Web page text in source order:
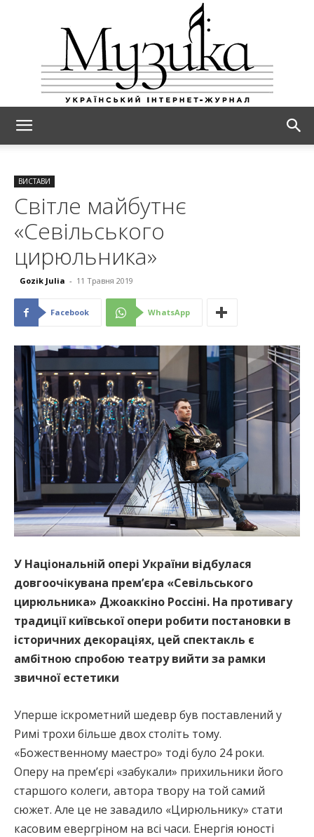
ВИСТАВИ
Світле майбутнє
«Севільського
цирюльника»
Gozik Julia - 11 Травня 2019
Facebook WhatsApp
У Національній опері України відбулася
довгоочікувана прем’єра «Севільського
цирюльника» Джоаккіно Россіні. На противагу
традиції київської опери робити постановки в
історичних декораціях, цей спектакль є
амбітною спробою театру вийти за рамки
звичної естетики
Уперше іскрометний шедевр був поставлений у
Римі трохи більше двох століть тому.
«Божественному маестро» тоді було 24 роки.
Оперу на прем’єрі «забукали» прихильники його
старшого колеги, автора твору на той самий
сюжет. Але це не завадило «Цирюльнику» стати
касовим евергріном на всі часи. Енергія юності